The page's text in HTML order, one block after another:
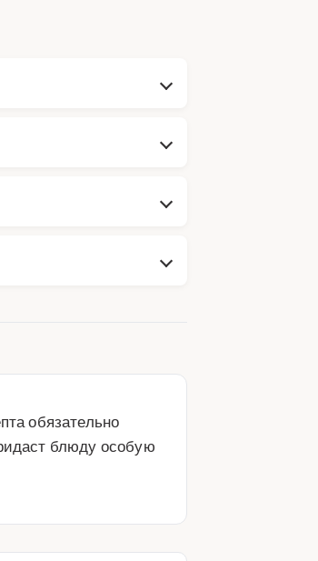
обязательно
блюду особую